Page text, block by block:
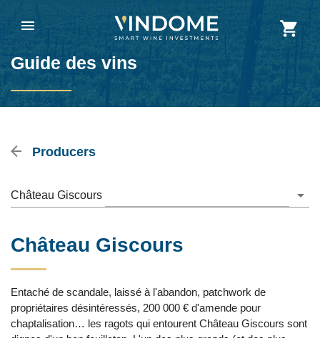
Guide des vins
Producers
Château Giscours
Château Giscours
Entaché de scandale, laissé à l'abandon, patchwork de
propriétaires désintéressés, 200 000 € d'amende pour
chaptalisation… les ragots qui entourent Château Giscours sont